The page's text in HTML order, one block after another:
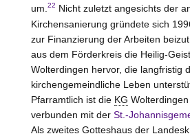
um. 22 Nicht zuletzt angesichts der
Kirchensanierung gründete sich
zur Finanzierung der Arbeiten
aus dem Förderkreis die Heilig-
Wolterdingen hervor, die langfristig
kirchengemeindliche Leben
Pfarramtlich ist die KG
verbunden mit der St.-
Als zweites Gotteshaus der